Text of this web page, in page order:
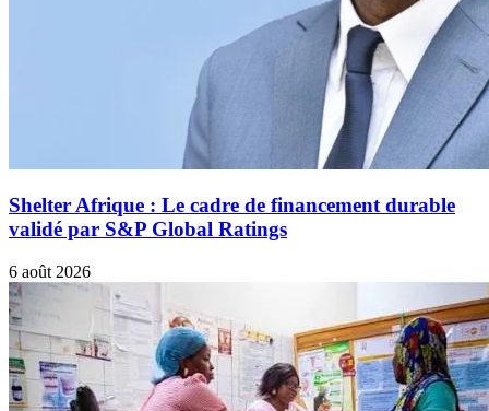
Shelter Afrique : Le cadre de financement durable
validé par S&P Global Ratings
6 août 2026